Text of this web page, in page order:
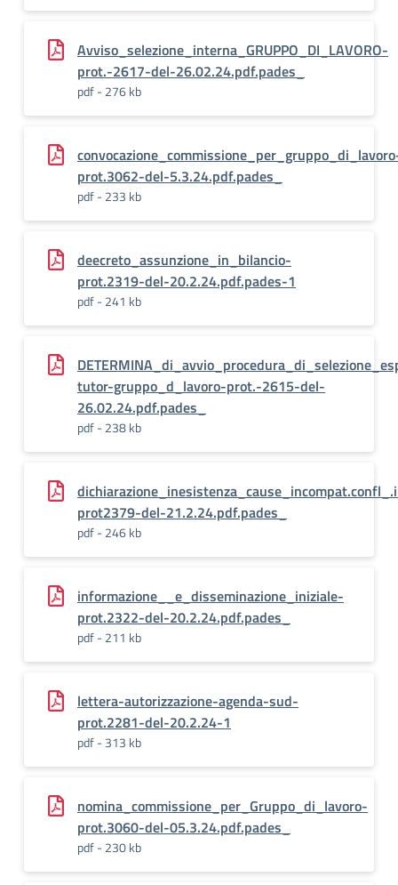
Avviso_selezione_interna_GRUPPO_DI_LAVORO-
prot.-2617-del-26.02.24.pdf.pades_
pdf - 276 kb
prot.3062-del-5.3.24.pdf.pades_
pdf - 233 kb
deecreto_assunzione_in_bilancio-
prot.2319-del-20.2.24.pdf.pades-1
pdf - 241 kb
tutor-gruppo_d_lavoro-prot.-2615-del-
26.02.24.pdf.pades_
pdf - 238 kb
prot2379-del-21.2.24.pdf.pades_
pdf - 246 kb
informazione__e_disseminazione_iniziale-
prot.2322-del-20.2.24.pdf.pades_
pdf - 211 kb
lettera-autorizzazione-agenda-sud-
prot.2281-del-20.2.24-1
pdf - 313 kb
nomina_commissione_per_Gruppo_di_lavoro-
prot.3060-del-05.3.24.pdf.pades_
pdf - 230 kb